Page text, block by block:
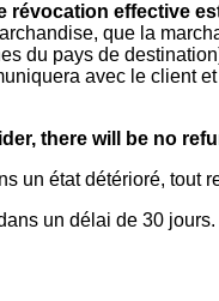
révocation effective
que la
du pays de
avec le
there will be no
un état détérioré,
un délai de 30